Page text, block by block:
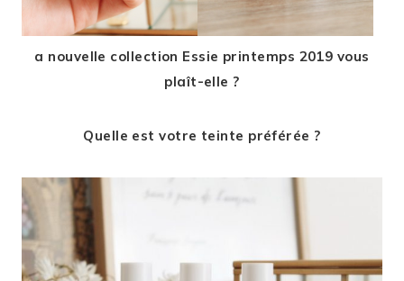
a nouvelle collection Essie printemps 2019 vous
plaît-elle ?
Quelle est votre teinte préférée ?